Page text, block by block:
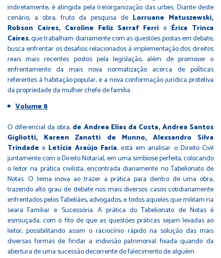
indiretamente, é atingida pela (re)organização das urbes. Diante deste
cenário, a obra, fruto da pesquisa de Lorruane Matuszewski,
Robson Caires, Caroline Feliz Sarraf Ferri e Érica Trinca
Caires, que trabalham diariamente com as questões postas em debate,
busca enfrentar os desafios relacionados à implementação dos direitos
reais mais recentes postos pela legislação, além de promover o
enfrentamento da mais nova normatização acerca de políticas
referentes à habitação popular, e a nova conformação jurídica protetiva
da propriedade da mulher chefe de família.
Volume 8
O diferencial da obra, de Andrea Elias da Costa, Andrea Santos
Gigliotti, Kareen Zanotti de Munno, Alexsandro Silva
Trindadee Letícia Araújo Faria, está em analisar o Direito Civil
juntamente com o Direito Notarial, em uma simbiose perfeita, colocando
o leitor na prática civilista, encontrada diariamente no Tabelionato de
Notas. O tema inova ao trazer a prática para dentro de uma obra,
trazendo alto grau de debate nos mais diversos casos cotidianamente
enfrentados pelos Tabeliães, advogados, e todos aqueles que militam na
seara Familiar e Sucessória. A prática do Tabelionato de Notas é
esmiuçada, com o fito de que as questões práticas sejam levadas ao
leitor, possibilitando assim o raciocínio rápido na solução das mais
diversas formas de findar a indivisão patrimonial fixada quando da
abertura de uma sucessão decorrente do falecimento de alguém.